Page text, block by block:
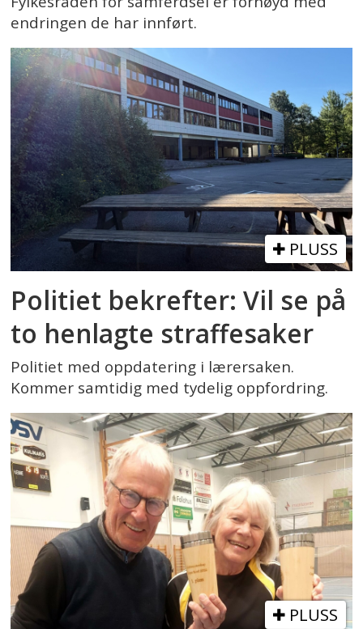
endringen de har innført.
PLUSS
Politiet bekrefter: Vil se på
to henlagte straffesaker
Politiet med oppdatering i lærersaken.
Kommer samtidig med tydelig oppfordring.
PLUSS